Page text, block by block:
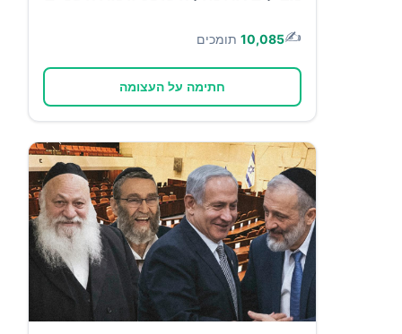
✍️
10,085 תומכים
חתימה על העצומה